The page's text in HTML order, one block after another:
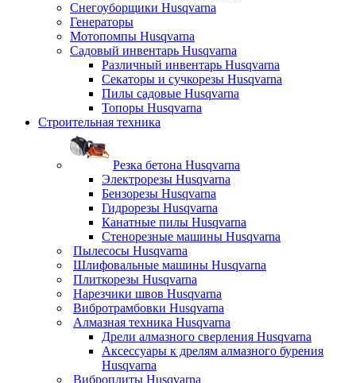
Снегоуборщики Husqvarna
Генераторы
Мотопомпы Husqvarna
Садовый инвентарь Husqvarna
Различный инвентарь Husqvarna
Секаторы и сучкорезы Husqvarna
Пилы садовые Husqvarna
Топоры Husqvarna
Строительная техника
Резка бетона Husqvarna
Электрорезы Husqvarna
Бензорезы Husqvarna
Гидрорезы Husqvarna
Канатные пилы Husqvarna
Стенорезные машины Husqvarna
Пылесосы Husqvarna
Шлифовальные машины Husqvarna
Плиткорезы Husqvarna
Нарезчики швов Husqvarna
Вибротрамбовки Husqvarna
Алмазная техника Husqvarna
Дрели алмазного сверления Husqvarna
Аксессуары к дрелям алмазного бурения
Husqvarna
Виброплиты Husqvarna